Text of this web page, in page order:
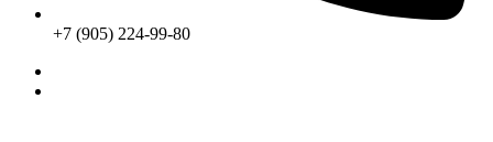
+7 (905) 224-99-80